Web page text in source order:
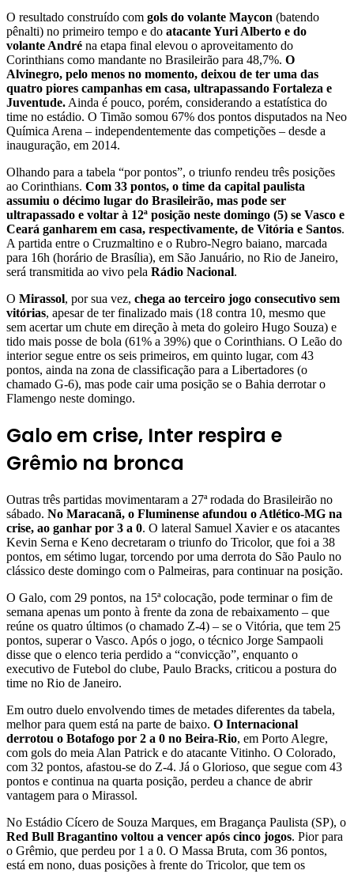
O resultado construído com gols do volante Maycon (batendo
pênalti) no primeiro tempo e do atacante Yuri Alberto e do
volante André na etapa final elevou o aproveitamento do
Corinthians como mandante no Brasileirão para 48,7%. O
Alvinegro, pelo menos no momento, deixou de ter uma das
quatro piores campanhas em casa, ultrapassando Fortaleza e
Juventude. Ainda é pouco, porém, considerando a estatística do
time no estádio. O Timão somou 67% dos pontos disputados na Neo
Química Arena – independentemente das competições – desde a
inauguração, em 2014.
Olhando para a tabela “por pontos”, o triunfo rendeu três posições
ao Corinthians. Com 33 pontos, o time da capital paulista
assumiu o décimo lugar do Brasileirão, mas pode ser
ultrapassado e voltar à 12ª posição neste domingo (5) se Vasco e
Ceará ganharem em casa, respectivamente, de Vitória e Santos.
A partida entre o Cruzmaltino e o Rubro-Negro baiano, marcada
para 16h (horário de Brasília), em São Januário, no Rio de Janeiro,
será transmitida ao vivo pela Rádio Nacional.
O Mirassol, por sua vez, chega ao terceiro jogo consecutivo sem
vitórias, apesar de ter finalizado mais (18 contra 10, mesmo que
sem acertar um chute em direção à meta do goleiro Hugo Souza) e
tido mais posse de bola (61% a 39%) que o Corinthians. O Leão do
interior segue entre os seis primeiros, em quinto lugar, com 43
pontos, ainda na zona de classificação para a Libertadores (o
chamado G-6), mas pode cair uma posição se o Bahia derrotar o
Flamengo neste domingo.
Galo em crise, Inter respira e
Grêmio na bronca
Outras três partidas movimentaram a 27ª rodada do Brasileirão no
sábado. No Maracanã, o Fluminense afundou o Atlético-MG na
crise, ao ganhar por 3 a 0. O lateral Samuel Xavier e os atacantes
Kevin Serna e Keno decretaram o triunfo do Tricolor, que foi a 38
pontos, em sétimo lugar, torcendo por uma derrota do São Paulo no
clássico deste domingo com o Palmeiras, para continuar na posição.
O Galo, com 29 pontos, na 15ª colocação, pode terminar o fim de
semana apenas um ponto à frente da zona de rebaixamento – que
reúne os quatro últimos (o chamado Z-4) – se o Vitória, que tem 25
pontos, superar o Vasco. Após o jogo, o técnico Jorge Sampaoli
disse que o elenco teria perdido a “convicção”, enquanto o
executivo de Futebol do clube, Paulo Bracks, criticou a postura do
time no Rio de Janeiro.
Em outro duelo envolvendo times de metades diferentes da tabela,
melhor para quem está na parte de baixo. O Internacional
derrotou o Botafogo por 2 a 0 no Beira-Rio, em Porto Alegre,
com gols do meia Alan Patrick e do atacante Vitinho. O Colorado,
com 32 pontos, afastou-se do Z-4. Já o Glorioso, que segue com 43
pontos e continua na quarta posição, perdeu a chance de abrir
vantagem para o Mirassol.
No Estádio Cícero de Souza Marques, em Bragança Paulista (SP), o
Red Bull Bragantino voltou a vencer após cinco jogos. Pior para
o Grêmio, que perdeu por 1 a 0. O Massa Bruta, com 36 pontos,
está em nono, duas posições à frente do Tricolor, que tem os